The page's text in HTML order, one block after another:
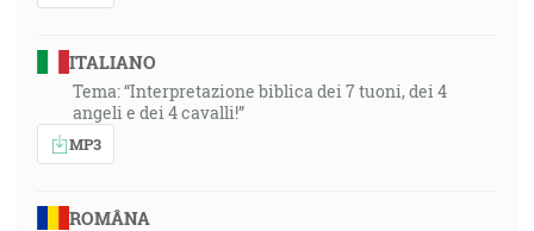
ITALIANO
Tema: “Interpretazione biblica dei 7 tuoni, dei 4
angeli e dei 4 cavalli!”
MP3
ROMÂNA